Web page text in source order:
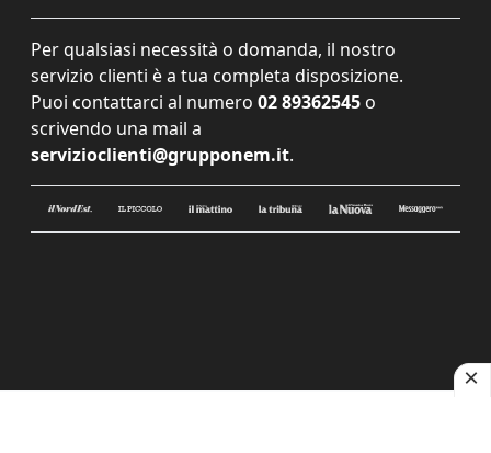
Per qualsiasi necessità o domanda, il nostro
servizio clienti è a tua completa disposizione.
Puoi contattarci al numero 02 89362545 o
scrivendo una mail a
servizioclienti@grupponem.it.